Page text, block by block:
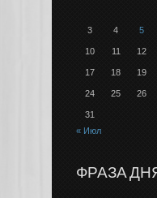
3 4 5
10 11 12
17 18 19
24 25 26
31
« Июл
ФРАЗА